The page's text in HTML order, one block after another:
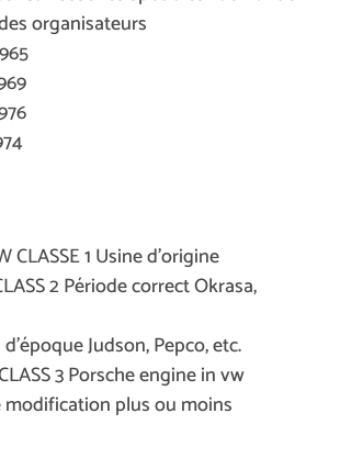
organisateurs
CLASSE 1 Usine d’origine
2 Période correct Okrasa,
Judson, Pepco, etc.
3 Porsche engine in vw
plus ou moins